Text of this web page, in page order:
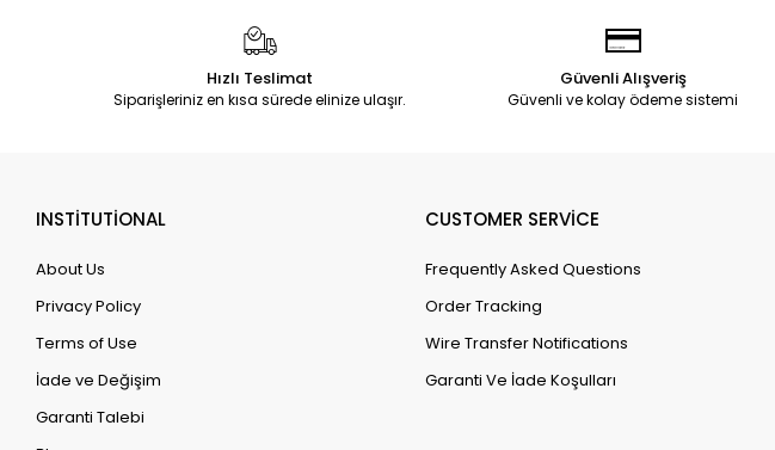
Hızlı Teslimat
Siparişleriniz en kısa sürede elinize ulaşır.
Güvenli Alışveriş
Güvenli ve kolay ödeme sistemi
INSTİTUTİONAL
About Us
Privacy Policy
Terms of Use
İade ve Değişim
Garanti Talebi
CUSTOMER SERVİCE
Frequently Asked Questions
Order Tracking
Wire Transfer Notifications
Garanti Ve İade Koşulları